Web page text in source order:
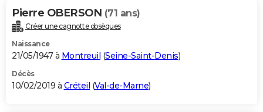
Pierre OBERSON (71 ans)
Créer une cagnotte obsèques
Naissance
21/05/1947 à Montreuil (Seine-Saint-Denis)
Décès
10/02/2019 à Créteil (Val-de-Marne)